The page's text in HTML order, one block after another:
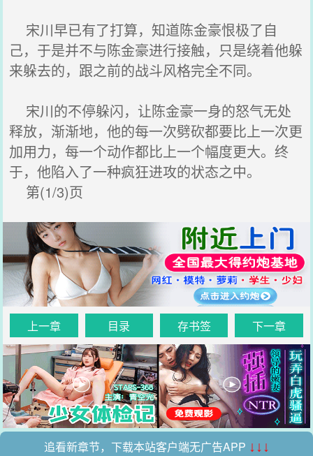
宋川早已有了打算，知道陈金豪恨极了自
己，于是并不与陈金豪进行接触，只是绕着他躲
来躲去的，跟之前的战斗风格完全不同。
宋川的不停躲闪，让陈金豪一身的怒气无处
释放，渐渐地，他的每一次劈砍都要比上一次更
加用力，每一个动作都比上一个幅度更大。终
于，他陷入了一种疯狂进攻的状态之中。
第(1/3)页
上一章 目录 存书签 下一章
追看新章节，下载本站客户端无广告APP ↓↓↓